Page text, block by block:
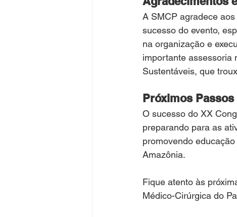
A SMCP agradece
sucesso do evento,
na organização e
importante assessoria
Sustentáveis, que
Próximos Passos
O sucesso do XX
preparando para as
promovendo
Amazônia.
Fique atento às
Médico-Cirúrgica do